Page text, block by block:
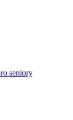
seniory